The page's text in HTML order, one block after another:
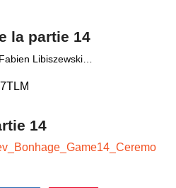
la partie 14
Libiszewski…
14